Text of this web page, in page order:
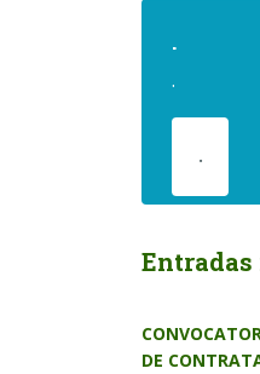
.
.
.
Entradas
DE